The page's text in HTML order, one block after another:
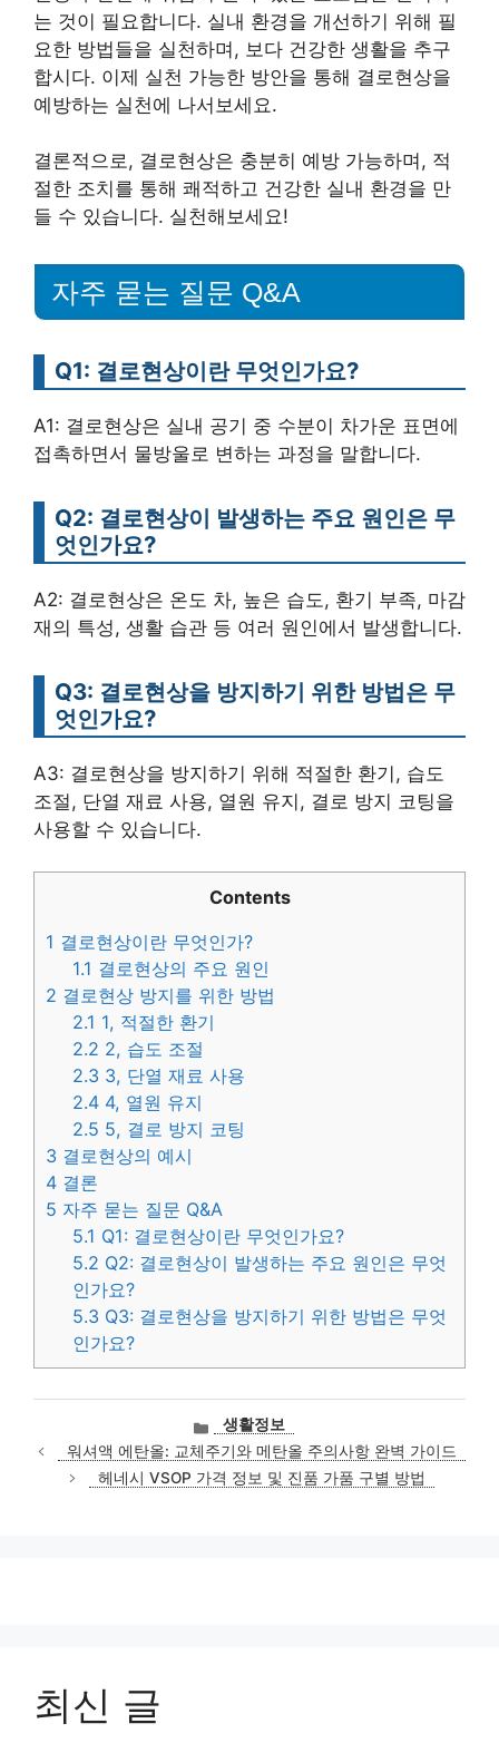
는 것이 필요합니다. 실내 환경을 개선하기 위해 필
요한 방법들을 실천하며, 보다 건강한 생활을 추구
합시다. 이제 실천 가능한 방안을 통해 결로현상을
예방하는 실천에 나서보세요.
결론적으로, 결로현상은 충분히 예방 가능하며, 적
절한 조치를 통해 쾌적하고 건강한 실내 환경을 만
들 수 있습니다. 실천해보세요!
자주 묻는 질문 Q&A
Q1: 결로현상이란 무엇인가요?
A1: 결로현상은 실내 공기 중 수분이 차가운 표면에
접촉하면서 물방울로 변하는 과정을 말합니다.
Q2: 결로현상이 발생하는 주요 원인은 무
엇인가요?
A2: 결로현상은 온도 차, 높은 습도, 환기 부족, 마감
재의 특성, 생활 습관 등 여러 원인에서 발생합니다.
Q3: 결로현상을 방지하기 위한 방법은 무
엇인가요?
A3: 결로현상을 방지하기 위해 적절한 환기, 습도
조절, 단열 재료 사용, 열원 유지, 결로 방지 코팅을
사용할 수 있습니다.
Contents
1 결로현상이란 무엇인가?
1.1 결로현상의 주요 원인
2 결로현상 방지를 위한 방법
2.1 1, 적절한 환기
2.2 2, 습도 조절
2.3 3, 단열 재료 사용
2.4 4, 열원 유지
2.5 5, 결로 방지 코팅
3 결로현상의 예시
4 결론
5 자주 묻는 질문 Q&A
5.1 Q1: 결로현상이란 무엇인가요?
5.2 Q2: 결로현상이 발생하는 주요 원인은 무엇
인가요?
5.3 Q3: 결로현상을 방지하기 위한 방법은 무엇
인가요?
카
테
고
리
생활정보
워셔액 에탄올: 교체주기와 메탄올 주의사항 완벽 가이드
헤네시 VSOP 가격 정보 및 진품 가품 구별 방법
최신 글